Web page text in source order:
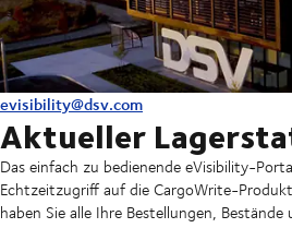
Mit myDSV eVisibility können Sie den
Bestandsmanagements sehen und Plug-
von seinen leistungsstarken
startenWenn Sie DSV-Kunde sind, fordern
evisibility@dsv.com
Aktueller
Das einfach zu bedienende eVisibility-
Echtzeitzugriff auf die CargoWrite-
haben Sie alle Ihre Bestellungen, Bestände